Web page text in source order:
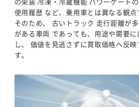
使用履歴 など、乗用車とは異なる観点
そのため、 古いトラック 走行距離が
がある車両 であっても、用途や需要
し、 価値を見逃さずに買取価格へ反
す。